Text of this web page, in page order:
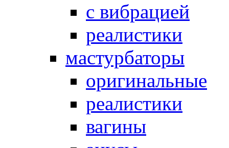
с вибрацией
реалистики
мастурбаторы
оригинальные
реалистики
вагины